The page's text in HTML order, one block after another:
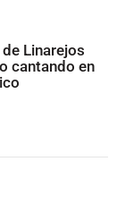
Linarejos
cantando en